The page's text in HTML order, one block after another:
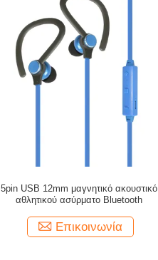
5pin USB 12mm μαγνητικό ακουστικό
αθλητικού ασύρματο Bluetooth
Επικοινωνία